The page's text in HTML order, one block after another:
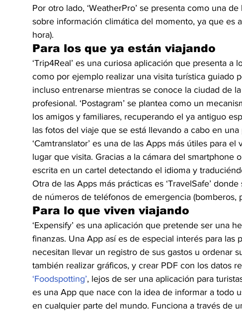
Por otro lado, ‘WeatherPro’ se presenta como una
sobre información climática del momento, ya que es
hora).
Para los que ya están viajando
‘Trip4Real’ es una curiosa aplicación que presenta a
como por ejemplo realizar una visita turística guiado
incluso entrenarse mientras se conoce la ciudad de
profesional. ‘Postagram’ se plantea como un
los amigos y familiares, recuperando el ya antiguo
las fotos del viaje que se está llevando a cabo en una
‘Camtranslator’ es una de las Apps más útiles para
lugar que visita. Gracias a la cámara del smartphone
escrita en un cartel detectando el idioma y
Otra de las Apps más prácticas es ‘TravelSafe’
de números de teléfonos de emergencia (bomberos,
Para lo que viven viajando
‘Expensify’ es una aplicación que pretende ser una
finanzas. Una App así es de especial interés para
necesitan llevar un registro de sus gastos u ordenar
también realizar gráficos, y crear PDF con los datos
‘Foodspotting’, lejos de ser una aplicación para
es una App que nace con la idea de informar a todo
en cualquier parte del mundo. Funciona a través de